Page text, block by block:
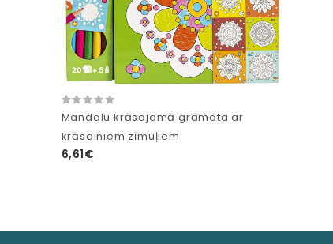
Mandalu krāsojamā grāmata ar
krāsainiem zīmuļiem
6,61€